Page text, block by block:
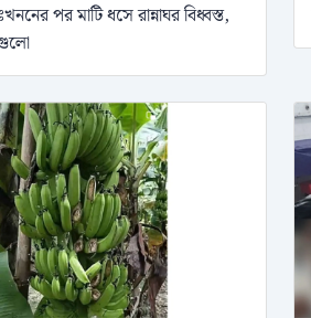
পর মাটি ধসে রান্নাঘর বিধ্বস্ত,